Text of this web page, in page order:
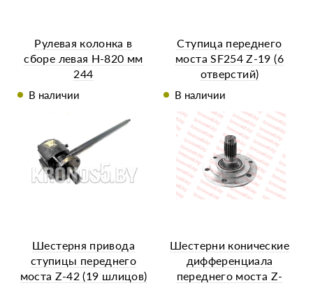
Рулевая колонка в
сборе левая H-820 мм
244
В наличии
Ступица переднего
моста SF254 Z-19 (6
отверстий)
В наличии
Шестерня привода
ступицы переднего
моста Z-42 (19 шлицов)
Шестерни конические
дифференциала
переднего моста Z-